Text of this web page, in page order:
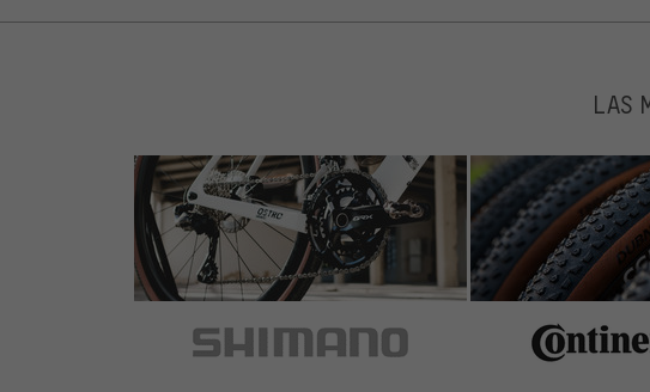
- die Poploc Hebel von RS sind die besten für diesen
anderer Hersteller.
- schlanke Bauform, frisst nicht viel Platz am Lenker.
- robust: meine ersten laufen seit 2007 einwandfrei
- leicht zu warten, simpel konstruiert ohne unnötige
- kompatibel mit DTswiss Remote Dämpfern.
Neutral:
- für die Montage am gekürzten Oversize-Lenker
LAS